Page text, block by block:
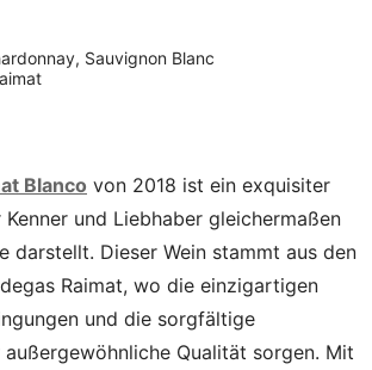
Sauvignon Blanc
Blanco von 2018 ist ein exquisiter
und Liebhaber gleichermaßen
darstellt. Dieser Wein stammt aus den
Raimat, wo die einzigartigen
und die sorgfältige
Qualität sorgen. Mit